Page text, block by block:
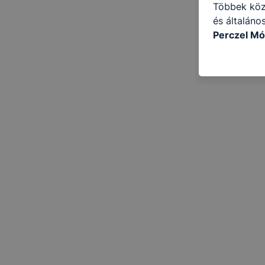
Többek
és
Perczel
használja
látogatja,
Minden
legtöbb
ezek
célja
lehetővé
teljes